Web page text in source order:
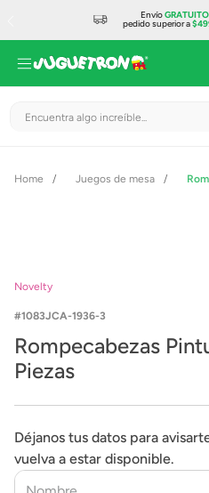
EnvíoGRATUITO
pedido superior a
Encuentra algo increíble...
Juegos de mesa
Novelty
1083JCA-1936-3
Rompecabezas
Piezas
Déjanos tus datos para
vuelva a estar disponible.